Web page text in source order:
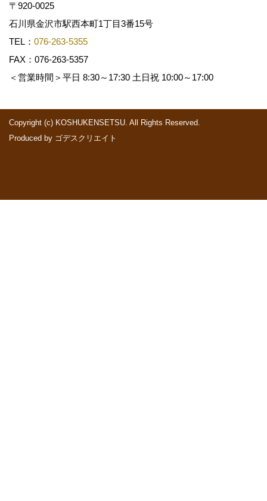
〒920-0025
石川県金沢市駅西本町1丁目3番15号
TEL： 076-263-5355
FAX：076-263-5357
＜営業時間＞平日 8:30～17:30 土日祝 10:00～17:00
Copyright (c) KOSHUKENSETSU. All Rights Reserved.
Produced by ゴデスクリエイト